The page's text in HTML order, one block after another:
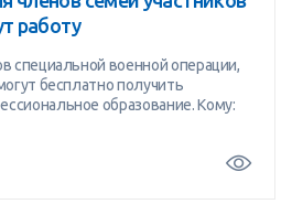
работу
специальной военной операции,
бесплатно получить
образование. Кому: